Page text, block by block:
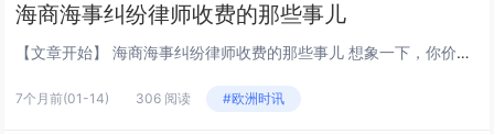
海商海事纠纷律师收费的那些事儿
【文章开始】 海商海事纠纷律师收费的那些事儿 想象一下，你价值几千万的货船在海上突然和别人撞了，或者一船昂贵的货物因为延迟交付全烂在了码头，你急不急？第一反应肯定是赶紧找个专业律师。但紧接着，第二个更现实的问题就冒出来了：这得花我多少钱啊...
7个月前(01-14) 306 阅读 #欧洲时讯